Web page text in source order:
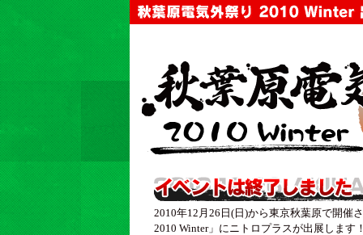
2010年12月26日(日)から東京秋葉原で開催
2010 Winter」にニトロプラスが出展します